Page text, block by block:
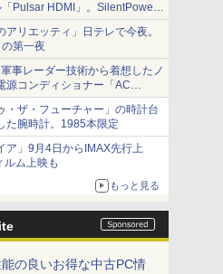
Pulsar HDMI」。SilentPower
アリエッティ」日テレで今夜。
第一夜
事レーダー技術から着想したノ
源コンディショナー「AC
・ザ・フューチャー」の時計台
た腕時計。1985本限定
ア」9月4日からIMAX先行上
ルム上映も
もっと見る
の良いお得な中古PC情